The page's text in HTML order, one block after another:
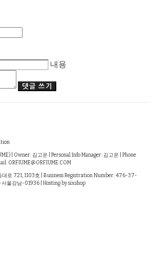
내용
댓글 쓰기
| Owner: 김고운 | Personal Info Manager: 김고운 | Phone
ORFIUME@ORFIUME.COM
로 721, 1103호 | Business Registration Number:476-37-
울강남-01936 | Hosting by sixshop